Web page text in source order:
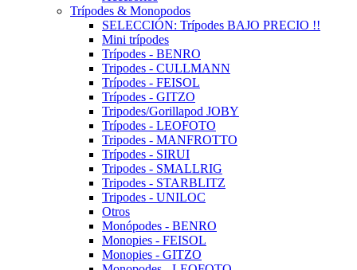
Trípodes & Monopodos
SELECCIÓN: Trípodes BAJO PRECIO !!
Mini trípodes
Trípodes - BENRO
Tripodes - CULLMANN
Trípodes - FEISOL
Trípodes - GITZO
Tripodes/Gorillapod JOBY
Trípodes - LEOFOTO
Tripodes - MANFROTTO
Trípodes - SIRUI
Tripodes - SMALLRIG
Tripodes - STARBLITZ
Tripodes - UNILOC
Otros
Monópodes - BENRO
Monopies - FEISOL
Monopies - GITZO